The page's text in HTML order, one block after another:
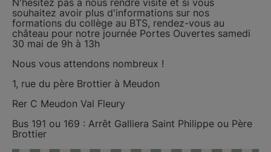
N'hésitez pas à nous rendre visite et si vous
souhaitez avoir plus d'informations sur nos
formations du collège au BTS, rendez-vous au
château pour notre journée Portes Ouvertes samedi
30 mai de 9h à 13h
Nous vous attendons nombreux !
1, rue du père Brottier à Meudon
Rer C Meudon Val Fleury
Bus 191 ou 169 : Arrêt Galliera Saint Philippe ou Père
Brottier